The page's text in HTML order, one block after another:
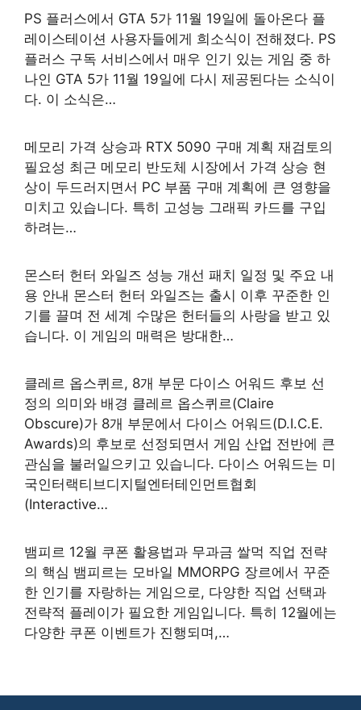
PS 플러스에서 GTA 5가 11월 19일에 돌아온다 플
레이스테이션 사용자들에게 희소식이 전해졌다. PS
플러스 구독 서비스에서 매우 인기 있는 게임 중 하
나인 GTA 5가 11월 19일에 다시 제공된다는 소식이
다. 이 소식은…
메모리 가격 상승과 RTX 5090 구매 계획 재검토의
필요성 최근 메모리 반도체 시장에서 가격 상승 현
상이 두드러지면서 PC 부품 구매 계획에 큰 영향을
미치고 있습니다. 특히 고성능 그래픽 카드를 구입
하려는…
몬스터 헌터 와일즈 성능 개선 패치 일정 및 주요 내
용 안내 몬스터 헌터 와일즈는 출시 이후 꾸준한 인
기를 끌며 전 세계 수많은 헌터들의 사랑을 받고 있
습니다. 이 게임의 매력은 방대한…
클레르 옵스퀴르, 8개 부문 다이스 어워드 후보 선
정의 의미와 배경 클레르 옵스퀴르(Claire
Obscure)가 8개 부문에서 다이스 어워드(D.I.C.E.
Awards)의 후보로 선정되면서 게임 산업 전반에 큰
관심을 불러일으키고 있습니다. 다이스 어워드는 미
국인터랙티브디지털엔터테인먼트협회
(Interactive…
뱀피르 12월 쿠폰 활용법과 무과금 쌀먹 직업 전략
의 핵심 뱀피르는 모바일 MMORPG 장르에서 꾸준
한 인기를 자랑하는 게임으로, 다양한 직업 선택과
전략적 플레이가 필요한 게임입니다. 특히 12월에는
다양한 쿠폰 이벤트가 진행되며,…